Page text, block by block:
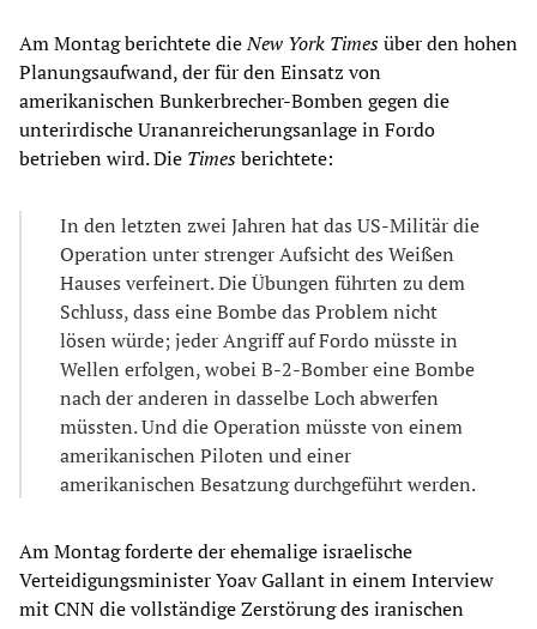
Am Montag berichtete dieNew York Timesüber den hohen
Planungsaufwand, der für den Einsatz von
amerikanischen Bunkerbrecher-Bomben gegen die
unterirdische Urananreicherungsanlage in Fordo
betrieben wird. Die Timesberichtete:
In den letzten zwei Jahren hat das US-Militär die
Operation unter strenger Aufsicht des Weißen
Hauses verfeinert. Die Übungen führten zu dem
Schluss, dass eine Bombe das Problem nicht
lösen würde; jeder Angriff auf Fordo müsste in
Wellen erfolgen, wobei B-2-Bomber eine Bombe
nach der anderen in dasselbe Loch abwerfen
müssten. Und die Operation müsste von einem
amerikanischen Piloten und einer
amerikanischen Besatzung durchgeführt werden.
Am Montag forderte der ehemalige israelische
Verteidigungsminister Yoav Gallant in einem Interview
mit CNN die vollständige Zerstörung des iranischen